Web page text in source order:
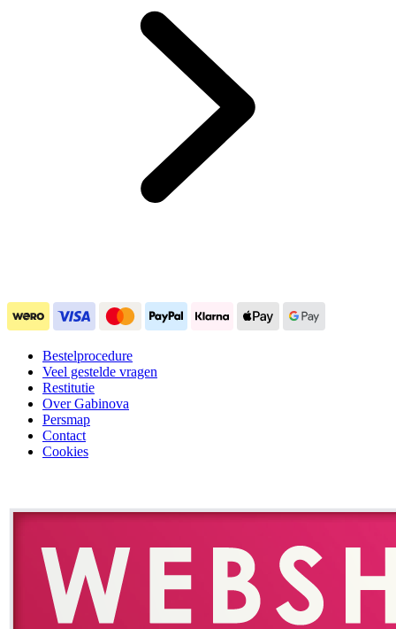
Bestelprocedure
Veel gestelde vragen
Restitutie
Over Gabinova
Persmap
Contact
Cookies